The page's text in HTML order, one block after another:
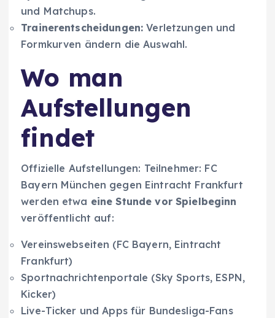
und Matchups.
Trainerentscheidungen: Verletzungen und
Formkurven ändern die Auswahl.
Wo man
Aufstellungen
findet
Offizielle Aufstellungen: Teilnehmer: FC
Bayern München gegen Eintracht Frankfurt
werden etwa eine Stunde vor Spielbeginn
veröffentlicht auf:
Vereinswebseiten (FC Bayern, Eintracht
Frankfurt)
Sportnachrichtenportale (Sky Sports, ESPN,
Kicker)
Live-Ticker und Apps für Bundesliga-Fans